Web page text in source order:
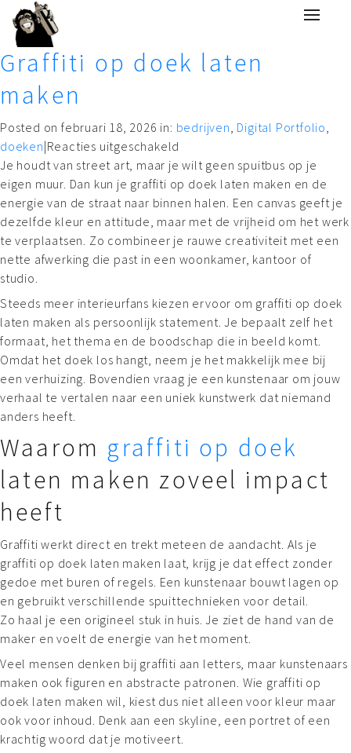
Graffiti op doek laten
maken
Posted on februari 18, 2026 in: bedrijven Digital Portfolio
doeken|Reacties uitgeschakeld
Je houdt van street art, maar je wilt geen spuitbus op je
eigen muur. Dan kun je graffiti op doek laten maken en de
energie van de straat naar binnen halen. Een canvas geeft je
dezelfde kleur en attitude, maar met de vrijheid om het werk
te verplaatsen. Zo combineer je rauwe creativiteit met een
nette afwerking die past in een woonkamer, kantoor of
studio.
Steeds meer interieurfans kiezen ervoor om graffiti op doek
laten maken als persoonlijk statement. Je bepaalt zelf het
formaat, het thema en de boodschap die in beeld komt.
Omdat het doek los hangt, neem je het makkelijk mee bij
een verhuizing. Bovendien vraag je een kunstenaar om jouw
verhaal te vertalen naar een uniek kunstwerk dat niemand
anders heeft.
Waarom graffiti op doek
laten maken zoveel impact
heeft
Graffiti werkt direct en trekt meteen de aandacht. Als je
graffiti op doek laten maken laat, krijg je dat effect zonder
gedoe met buren of regels. Een kunstenaar bouwt lagen op
en gebruikt verschillende spuittechnieken voor detail.
Zo haal je een origineel stuk in huis. Je ziet de hand van de
maker en voelt de energie van het moment.
Veel mensen denken bij graffiti aan letters, maar kunstenaars
maken ook figuren en abstracte patronen. Wie graffiti op
doek laten maken wil, kiest dus niet alleen voor kleur maar
ook voor inhoud. Denk aan een skyline, een portret of een
krachtig woord dat je motiveert.